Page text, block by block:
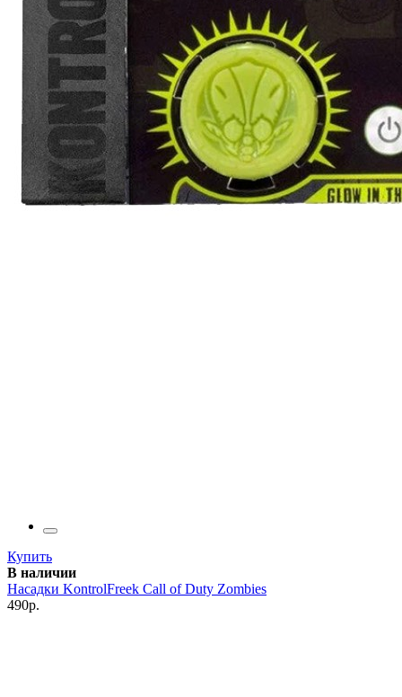
Купить
В наличии
Насадки KontrolFreek Call of Duty Zombies
490р.